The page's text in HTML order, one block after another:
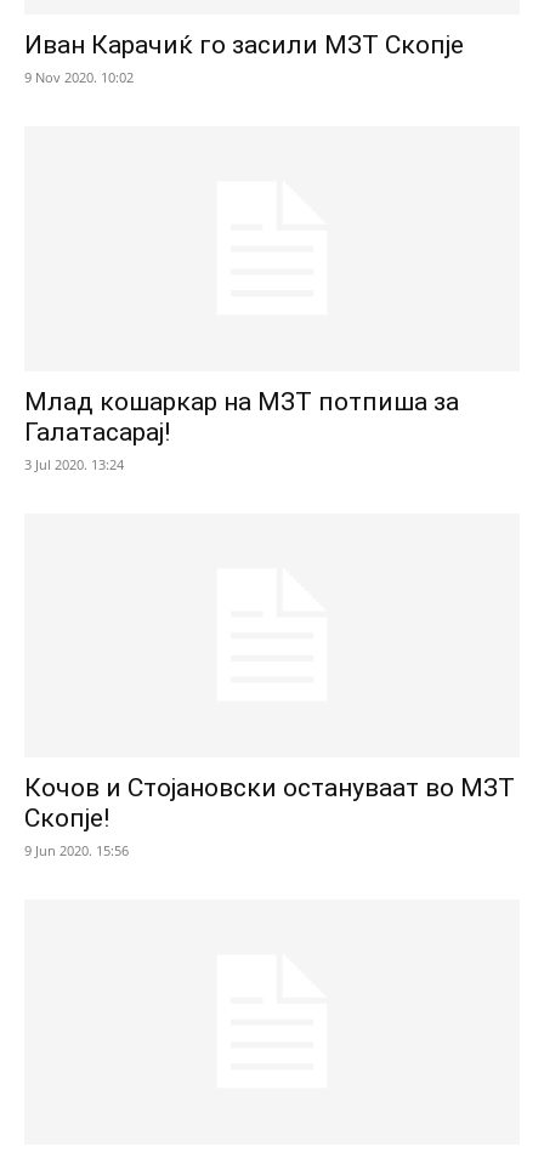
Иван Карачиќ го засили МЗТ Скопје
9 Nov 2020. 10:02
Млад кошаркар на МЗТ потпиша за
Галатасарај!
3 Jul 2020. 13:24
Кочов и Стојановски остануваат во МЗТ
Скопје!
9 Jun 2020. 15:56